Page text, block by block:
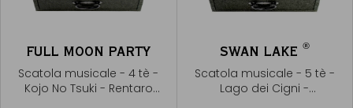
FULL MOON PARTY
Scatola musicale - 4 tè -
Kojo No Tsuki - Rentaro
SWAN LAKE ®
Scatola musicale - 5 tè -
Lago dei Cigni -